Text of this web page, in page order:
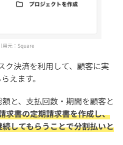
用元： Square
ク決済を利用して、顧客に実
えます。
と、支払回数・期間を顧客と
求書の定期請求書を作成し、
してもらうことで分割払いと